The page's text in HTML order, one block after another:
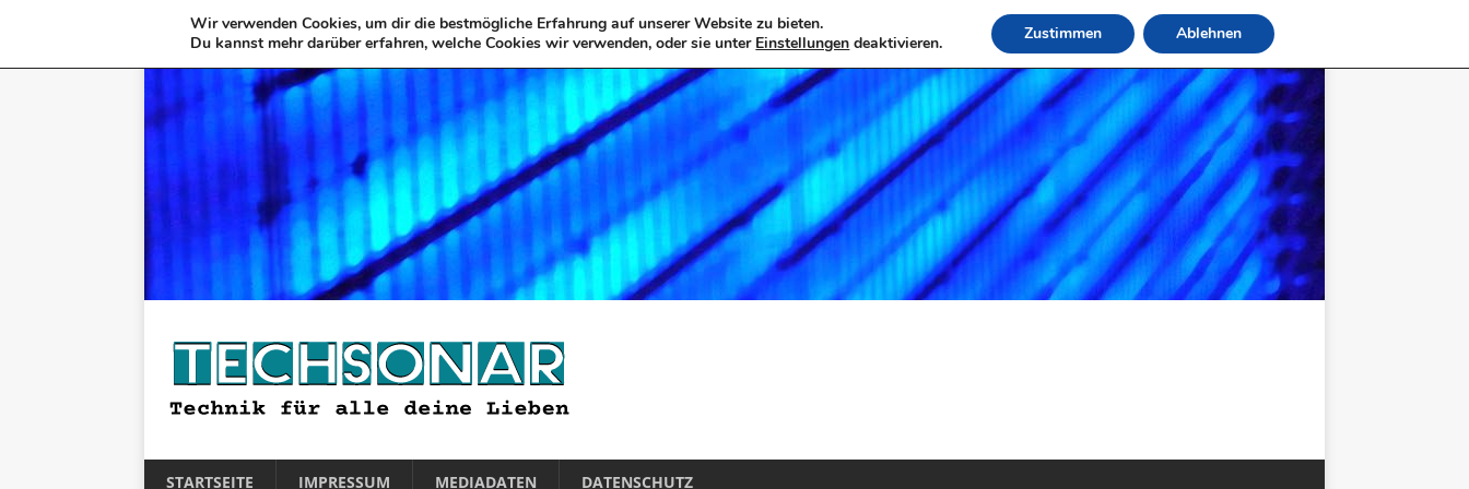
STARTSEITE IMPRESSUM MEDIADATEN DATENSCHUTZ
Wir verwenden Cookies, um dir die bestmögliche Erfahrung auf unserer Website zu bieten.
Du kannst mehr darüber erfahren, welche Cookies wir verwenden, oder sie unter Einstellungen deaktivieren. Zustimmen Ablehnen